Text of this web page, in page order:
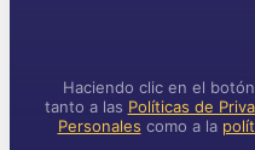
Haciendo clic en el
tanto a las Políticas de
Personales como a la